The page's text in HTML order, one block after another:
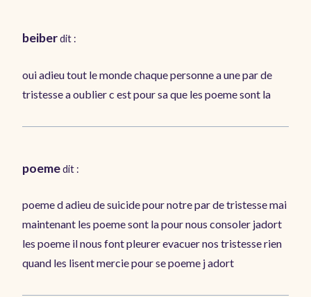
beiberdit :
oui adieu tout le monde chaque personne a une par de
tristesse a oublier c est pour sa que les poeme sont la
poemedit :
poeme d adieu de suicide pour notre par de tristesse mai
maintenant les poeme sont la pour nous consoler jadort
les poeme il nous font pleurer evacuer nos tristesse rien
quand les lisent mercie pour se poeme j adort